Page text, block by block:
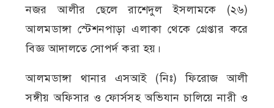
নজর আলীর ছেলে রাশেদুল ইসলামকে (২৬)
আলমডাঙ্গা স্টেশনপাড়া এলাকা থেকে গ্রেপ্তার করে
বিজ্ঞ আদালতে সোপর্দ করা হয়।
আলমডাঙ্গা থানার এসআই (নিঃ) ফিরোজ আলী
সঙ্গীয় অফিসার ও ফোর্সসহ অভিযান চালিয়ে নারী ও